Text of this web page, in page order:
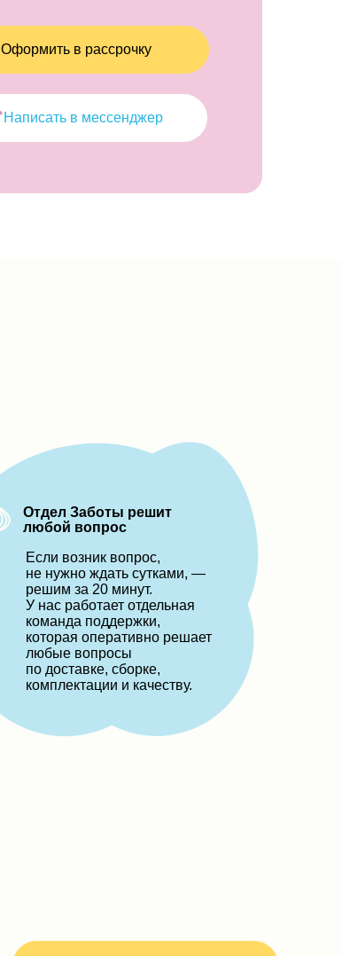
Оформить в рассрочку
Написать в мессенджер
Если возник вопрос,
не нужно ждать сутками, —
решим за 20 минут.
У нас работает отдельная
команда поддержки,
которая оперативно решает
любые вопросы
по доставке, сборке,
комплектации и качеству.
Отдел Заботы решит
любой вопрос